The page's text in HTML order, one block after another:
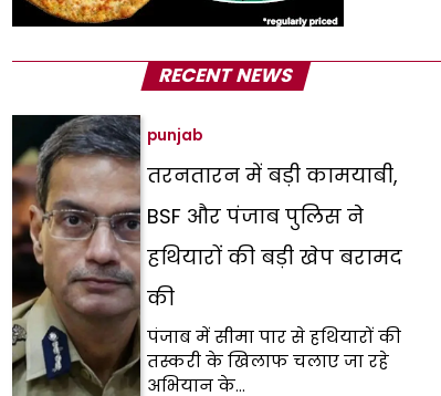
RECENT NEWS
punjab
तरनतारन में बड़ी कामयाबी,
BSF और पंजाब पुलिस ने
हथियारों की बड़ी खेप बरामद
की
पंजाब में सीमा पार से हथियारों की
तस्करी के खिलाफ चलाए जा रहे
अभियान के…